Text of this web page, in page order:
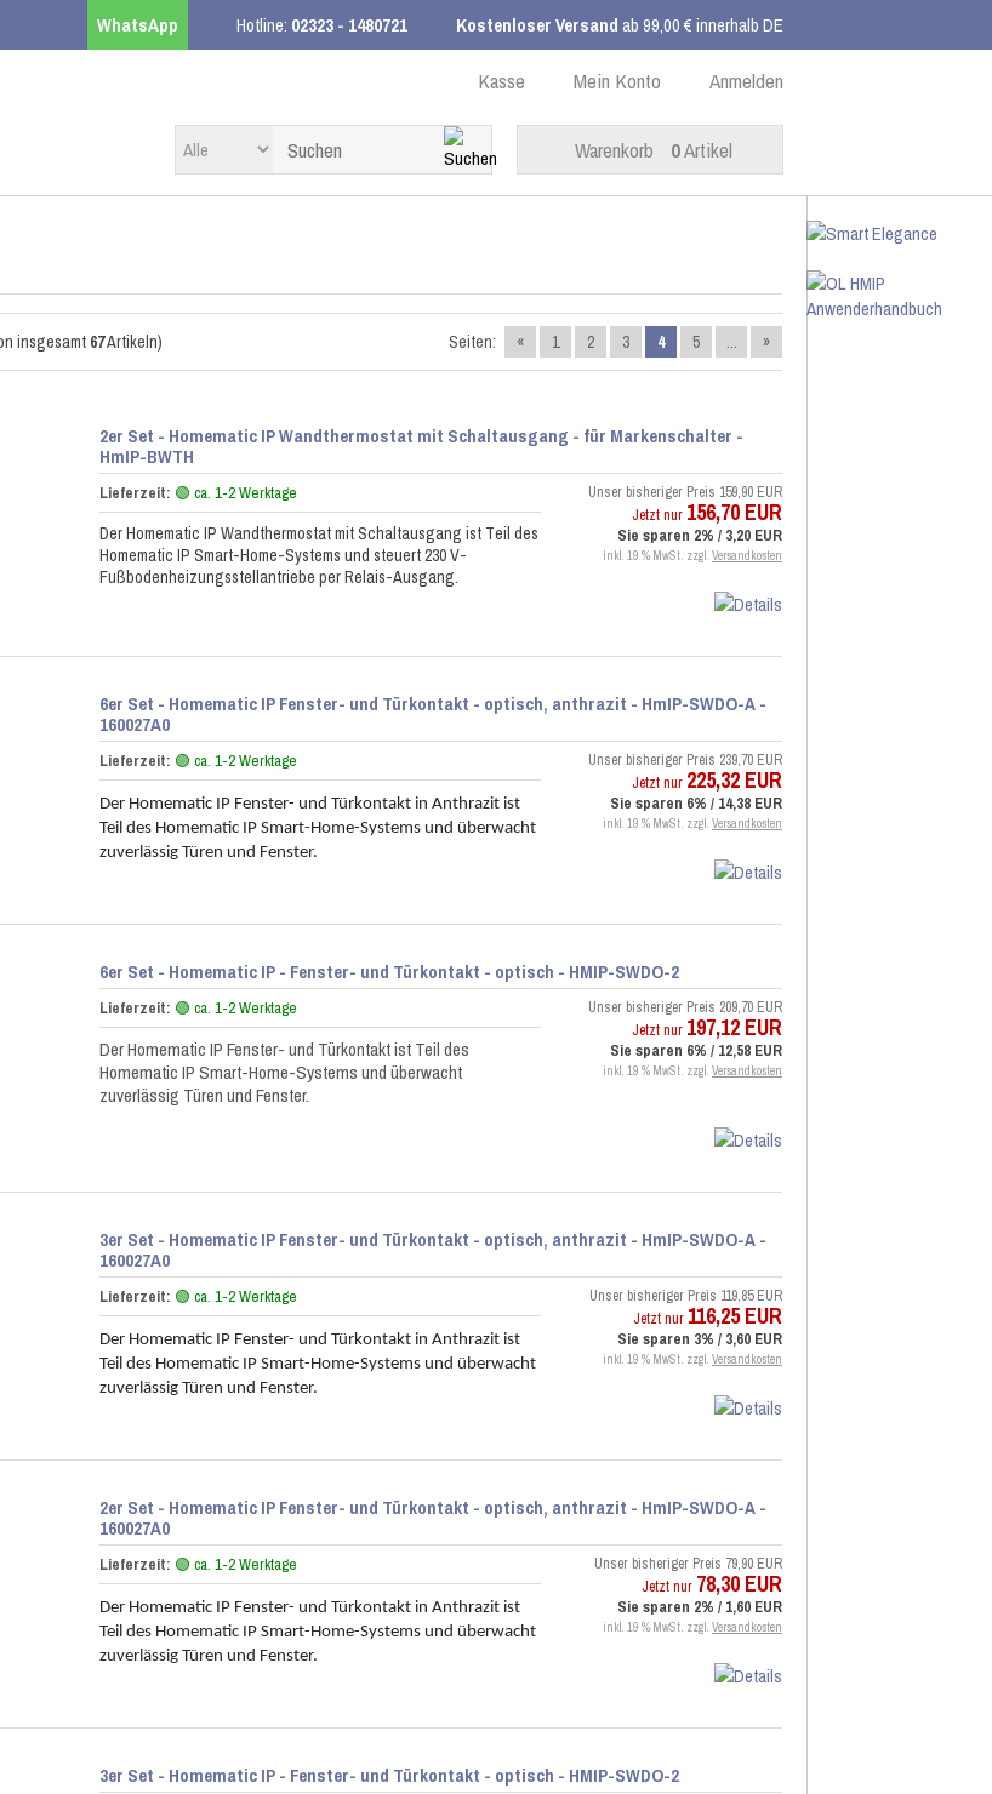
WhatsApp Hotline: 02323 - 1480721 Kostenloser Versandab 99,00 € innerhalb DE
Anmelden
Mein Konto
Kasse
Warenkorb 0Artikel
insgesamt 67Artikeln) Seiten: « 1 2 3 4 5 ... »
2er Set - Homematic IP Wandthermostat mit Schaltausgang - für Markenschalter -
HmIP-BWTH
Lieferzeit: 🟢 ca. 1-2 Werktage
Der Homematic IP Wandthermostat mit Schaltausgang ist Teil des
Homematic IP Smart-Home-Systems und steuert 230 V-
Fußbodenheizungsstellantriebe per Relais-Ausgang.
Unser bisheriger Preis 159,90 EUR
Jetzt nur 156,70 EUR
Sie sparen 2% / 3,20 EUR
inkl. 19 % MwSt. zzgl. Versandkosten
6er Set - Homematic IP Fenster- und Türkontakt - optisch, anthrazit - HmIP-SWDO-A -
160027A0
Lieferzeit: 🟢 ca. 1-2 Werktage
Der Homematic IP Fenster- und Türkontakt in Anthrazit ist
Teil des Homematic IP Smart-Home-Systems und überwacht
zuverlässig Türen und Fenster.
Unser bisheriger Preis 239,70 EUR
Jetzt nur 225,32 EUR
Sie sparen 6% / 14,38 EUR
inkl. 19 % MwSt. zzgl. Versandkosten
6er Set - Homematic IP - Fenster- und Türkontakt - optisch - HMIP-SWDO-2
Lieferzeit: 🟢 ca. 1-2 Werktage
Der Homematic IP Fenster- und Türkontakt ist Teil des
Homematic IP Smart-Home-Systems und überwacht
zuverlässig Türen und Fenster.
Unser bisheriger Preis 209,70 EUR
Jetzt nur 197,12 EUR
Sie sparen 6% / 12,58 EUR
inkl. 19 % MwSt. zzgl. Versandkosten
3er Set - Homematic IP Fenster- und Türkontakt - optisch, anthrazit - HmIP-SWDO-A -
160027A0
Lieferzeit: 🟢 ca. 1-2 Werktage
Der Homematic IP Fenster- und Türkontakt in Anthrazit ist
Teil des Homematic IP Smart-Home-Systems und überwacht
zuverlässig Türen und Fenster.
Unser bisheriger Preis 119,85 EUR
Jetzt nur 116,25 EUR
Sie sparen 3% / 3,60 EUR
inkl. 19 % MwSt. zzgl. Versandkosten
2er Set - Homematic IP Fenster- und Türkontakt - optisch, anthrazit - HmIP-SWDO-A -
160027A0
Lieferzeit: 🟢 ca. 1-2 Werktage
Der Homematic IP Fenster- und Türkontakt in Anthrazit ist
Teil des Homematic IP Smart-Home-Systems und überwacht
zuverlässig Türen und Fenster.
Unser bisheriger Preis 79,90 EUR
Jetzt nur 78,30 EUR
Sie sparen 2% / 1,60 EUR
inkl. 19 % MwSt. zzgl. Versandkosten
3er Set - Homematic IP - Fenster- und Türkontakt - optisch - HMIP-SWDO-2